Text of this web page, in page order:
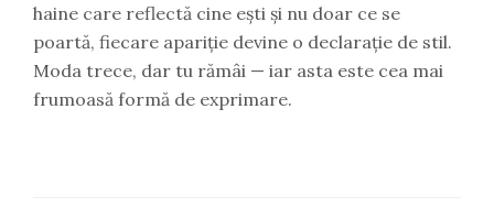
haine care reflectă cine ești și nu doar ce se
poartă, fiecare apariție devine o declarație de stil.
Moda trece, dar tu rămâi — iar asta este cea mai
frumoasă formă de exprimare.